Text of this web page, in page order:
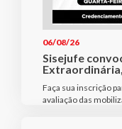
06/08/26
Sisejufe
Faça sua inscrição
avaliação das